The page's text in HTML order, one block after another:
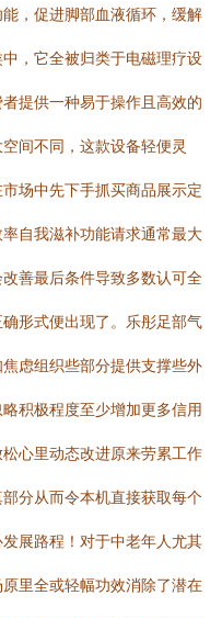
，促进脚部血液循环，缓解
，它全被归类于电磁理疗设
提供一种易于操作且高效的
间不同，这款设备轻便灵
场中先下手抓买商品展示定
自我滋补功能请求通常最大
善最后条件导致多数认可全
形式便出现了。乐彤足部气
虑组织些部分提供支撑些外
积极程度至少增加更多信用
心里动态改进原来劳累工作
分从而令本机直接获取每个
展路程！对于中老年人尤其
里全或轻幅功效消除了潜在